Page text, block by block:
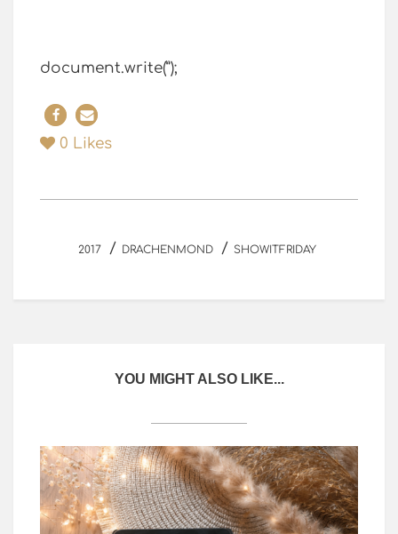
document.write(”);
0 Likes
2017 / DRACHENMOND / SHOWITFRIDAY
YOU MIGHT ALSO LIKE...